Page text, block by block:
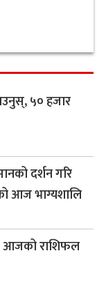
५० हजार
दर्शन गरि
आज भाग्यशालि
आजको राशिफल